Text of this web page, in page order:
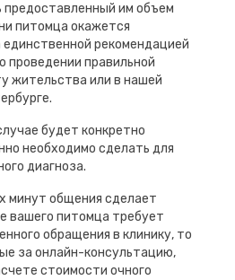
предоставленный им объем
питомца окажется
рекомендацией
проведении правильной
жительства или в нашей
будет конкретно
необходимо сделать для
диагноза.
минут общения сделает
вашего питомца требует
обращения в клинику, то
за онлайн-консультацию,
стоимости очного